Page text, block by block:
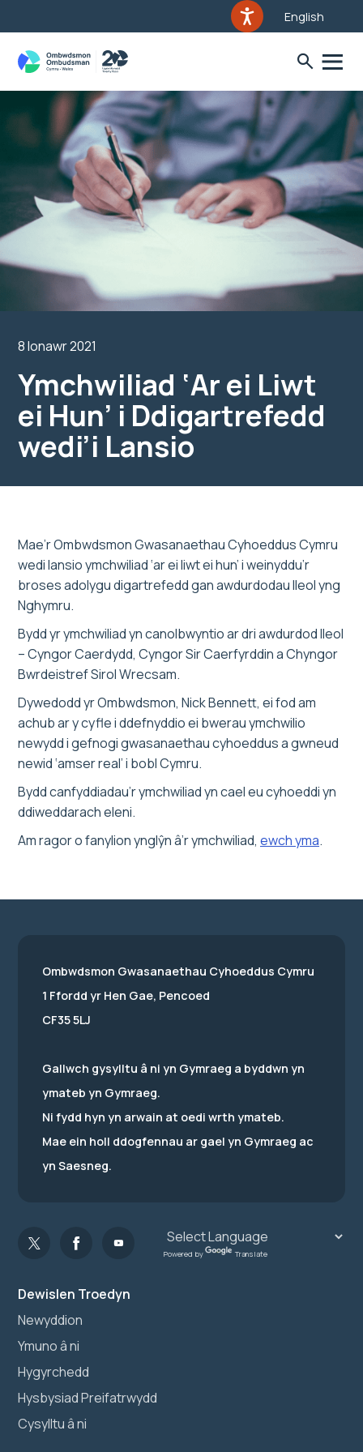
English
8 Ionawr 2021
Ymchwiliad ‘Ar ei Liwt
ei Hun’ i Ddigartrefedd
wedi’i Lansio
Mae’r Ombwdsmon Gwasanaethau Cyhoeddus Cymru
wedi lansio ymchwiliad ‘ar ei liwt ei hun’ i weinyddu’r
broses adolygu digartrefedd gan awdurdodau lleol yng
Nghymru.
Bydd yr ymchwiliad yn canolbwyntio ar dri awdurdod lleol
– Cyngor Caerdydd, Cyngor Sir Caerfyrddin a Chyngor
Bwrdeistref Sirol Wrecsam.
Dywedodd yr Ombwdsmon, Nick Bennett, ei fod am
achub ar y cyfle i ddefnyddio ei bwerau ymchwilio
newydd i gefnogi gwasanaethau cyhoeddus a gwneud
newid ‘amser real’ i bobl Cymru.
Bydd canfyddiadau’r ymchwiliad yn cael eu cyhoeddi yn
ddiweddarach eleni.
Am ragor o fanylion ynglŷn â’r ymchwiliad, ewch yma.
Dewislen Troedyn
Newyddion
Ymuno â ni
Hygyrchedd
Hysbysiad Preifatrwydd
Cysylltu â ni
Ombwdsmon Gwasanaethau Cyhoeddus Cymru
1 Ffordd yr Hen Gae, Pencoed
CF35 5LJ
Gallwch gysylltu â ni yn Gymraeg a byddwn yn
ymateb yn Gymraeg.
Ni fydd hyn yn arwain at oedi wrth ymateb.
Mae ein holl ddogfennau ar gael yn Gymraeg ac
yn Saesneg.
Powered by Translate